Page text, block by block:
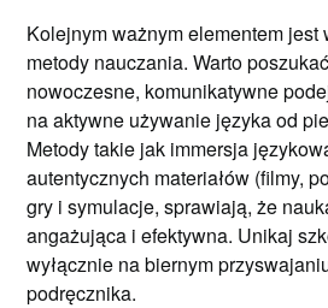
Kolejnym ważnym elementem
metody nauczania. Warto
nowoczesne, komunikatywne
na aktywne używanie języka od
Metody takie jak immersja
autentycznych materiałów (filmy,
gry i symulacje, sprawiają, że
angażująca i efektywna. Unikaj
wyłącznie na biernym
podręcznika.